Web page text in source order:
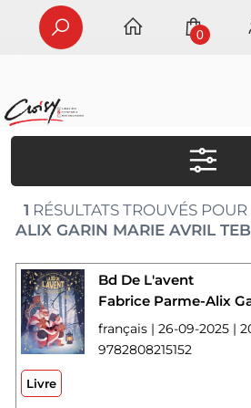
0
1 RÉSULTATS TROUVÉS POUR
ALIX GARIN MARIE AVRIL
Bd De L'avent
Fabrice Parme-Alix Garin-Marie Avril-
français | 26-09-2025 |
9782808215152
Livre